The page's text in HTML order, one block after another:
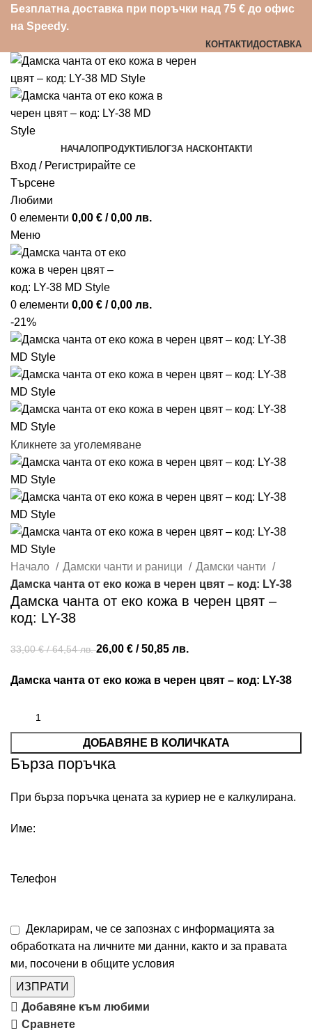
Безплатна доставка при поръчки над 75 € до офис
на Speedy.
КОНТАКТИДОСТАВКА
НАЧАЛОПРОДУКТИ БЛОГЗА НАСКОНТАКТИ
Вход / Регистрирайте се
Търсене
Любими
0 елементи 0,00 € / 0,00 лв.
Меню
0 елементи 0,00 € / 0,00 лв.
-21%
Кликнете за уголемяване
Начало Дамски чанти и раници
Дамски чанти
Дамска чанта от еко кожа в черен цвят – код: LY-38
Дамска чанта от еко кожа в черен цвят –
код: LY-38
33,00€/ 64,54 лв.26,00 € / 50,85 лв.
Дамска чанта от еко кожа в черен цвят – код: LY-38
ДОБАВЯНЕ В КОЛИЧКАТА
Бърза поръчка
При бърза поръчка цената за куриер не е калкулирана.
Име:
Телефон
Декларирам, че се запознах с информацията за
обработката на личните ми данни, както и за правата
ми, посочени в общите условия
ИЗПРАТИ
Добавяне към любими
Сравнете